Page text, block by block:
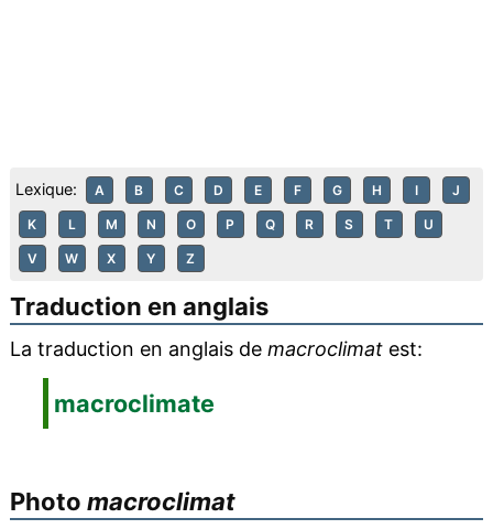
Lexique: A B C D E F G H I J
K L M N O P Q R S T U
V W X Y Z
Traduction en anglais
La traduction en anglais de macroclimatest:
macroclimate
Photo macroclimat